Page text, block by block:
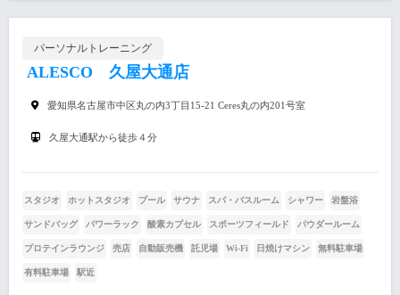
パーソナルトレーニング
ALESCO 久屋大通店
愛知県名古屋市中区丸の内3丁目15‐21 Ceres丸の内201号室
久屋大通駅から徒歩４分
スタジオ ホットスタジオ プール サウナ スパ・バスルーム シャワー 岩盤浴
サンドバッグ パワーラック 酸素カプセル スポーツフィールド パウダールーム
プロテインラウンジ 売店 自動販売機 託児場 Wi-Fi 日焼けマシン 無料駐車場
有料駐車場 駅近